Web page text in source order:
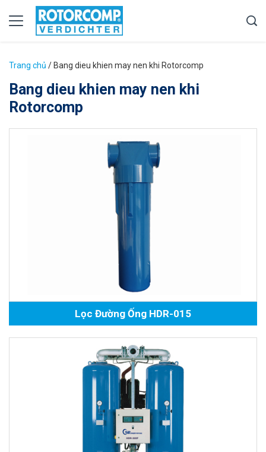
Trang chủ / Bang dieu khien may nen khi Rotorcomp
Bang dieu khien may nen khi
Rotorcomp
Lọc Đường Ống HDR-015